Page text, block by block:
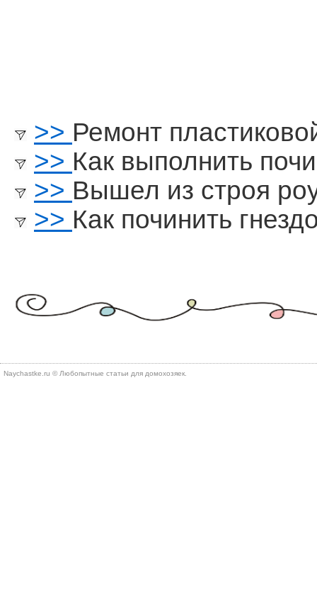
>> Ремонт
>> Как выполнить
>> Вышел из строя
>> Как починить
Naychastke.ru © Любопытные статьи для домохозяек.